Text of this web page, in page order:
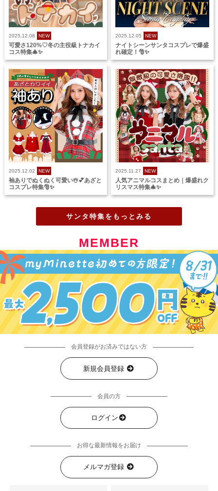
2025.12.08 NEW
可愛さ120%♡冬の主役級トナカイ
コス特集🎄✨
2025.12.05 NEW
ナイトシーンサンタコスプレで爆盛
れ確定！🎅✨
2025.12.02 NEW
袖ありでぬくぬく可愛い☃️💕あざと
コスプレ特集🎅✨
2025.11.27 NEW
人気アニマルコスまとめ｜爆盛れク
リスマス特集🎄✨
サンタ特集をもっとみる
MEMBER
会員登録がお済みではない方
新規会員登録
会員の方
ログイン
お得な最新情報をお届け
メルマガ登録